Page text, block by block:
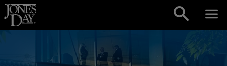
Skip to content